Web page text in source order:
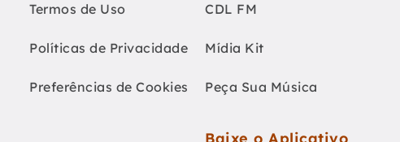
Termos de Uso
Políticas de Privacidade
Preferências de Cookies
CDL FM
Mídia Kit
Peça Sua Música